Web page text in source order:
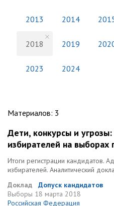
2013 2014
2018 2019
2023 2024
Материалов: 3
Дети, конкурсы и
избирателей на выборах
Итоги регистрации кандидатов.
избирателей. Аналитический
Доклад
Допуск кандидатов
Выборы 18 марта 2018
Российская Федерация